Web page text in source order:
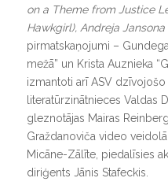
on a Theme from Justice
Hawkgirl), Andreja Jansona
pirmatskaņojumi –
mežā” un Krista Auznieka
izmantoti arī ASV dzīvojošo
literatūrzinātnieces Valdas
gleznotājas Mairas
Graždanoviča video
Micāne-Zālīte, piedalīsies
diriģents Jānis Stafeckis.